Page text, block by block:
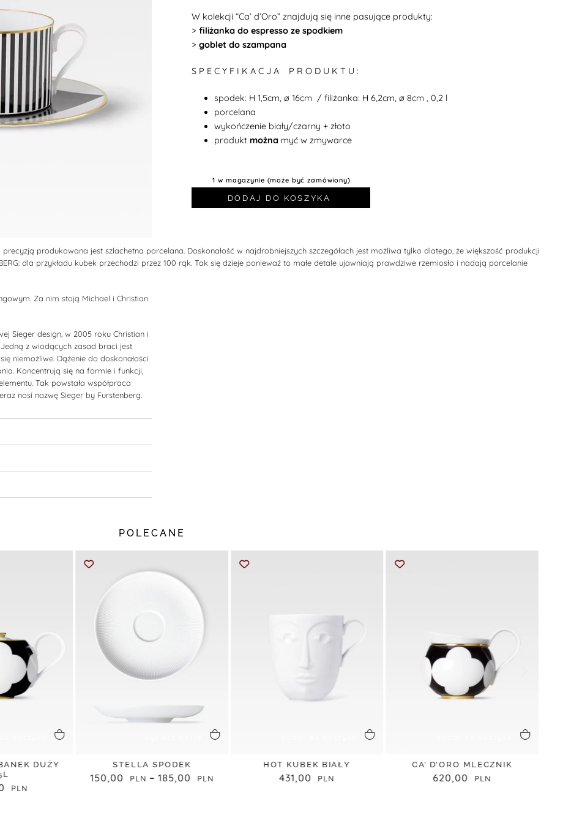
W kolekcji “Ca’ d’Oro”znajdują się inne pasujące produkty:
> filiżanka do espresso ze spodkiem
> goblet do szampana
S P E C Y F I K A C J A P R O D U K T U :
spodek: H 1,5cm, ø 16cm / filiżanka: H 6,2cm, ø 8cm , 0,2 l
porcelana
wykończenie biały/czarny + złoto
produkt można myć w zmywarce
1 w magazynie (może być zamówiony)
DODAJ DO KOSZYKA
produkowana jest szlachetna porcelana. Doskonałość w najdrobniejszych szczegółach jest możliwa tylko dlatego, że większość produkcji
dla przykładu kubek przechodzi przez 100 rąk. Tak się dzieje ponieważ to małe detale ujawniają prawdziwe rzemiosło i nadają porcelanie
Za nim stoją Michael i Christian
Sieger design, w 2005 roku Christian i
z wiodących zasad braci jest
niemożliwe. Dążenie do doskonałości
Koncentrują się na formie i funkcji,
Tak powstała współpraca
nosi nazwę Sieger by Furstenberg.
POLECANE
DUŻY
STELLA SPODEK
150,00 – 185,00
HOT KUBEK BIAŁY
431,00
CA’ D’ORO MLECZNIK
620,00